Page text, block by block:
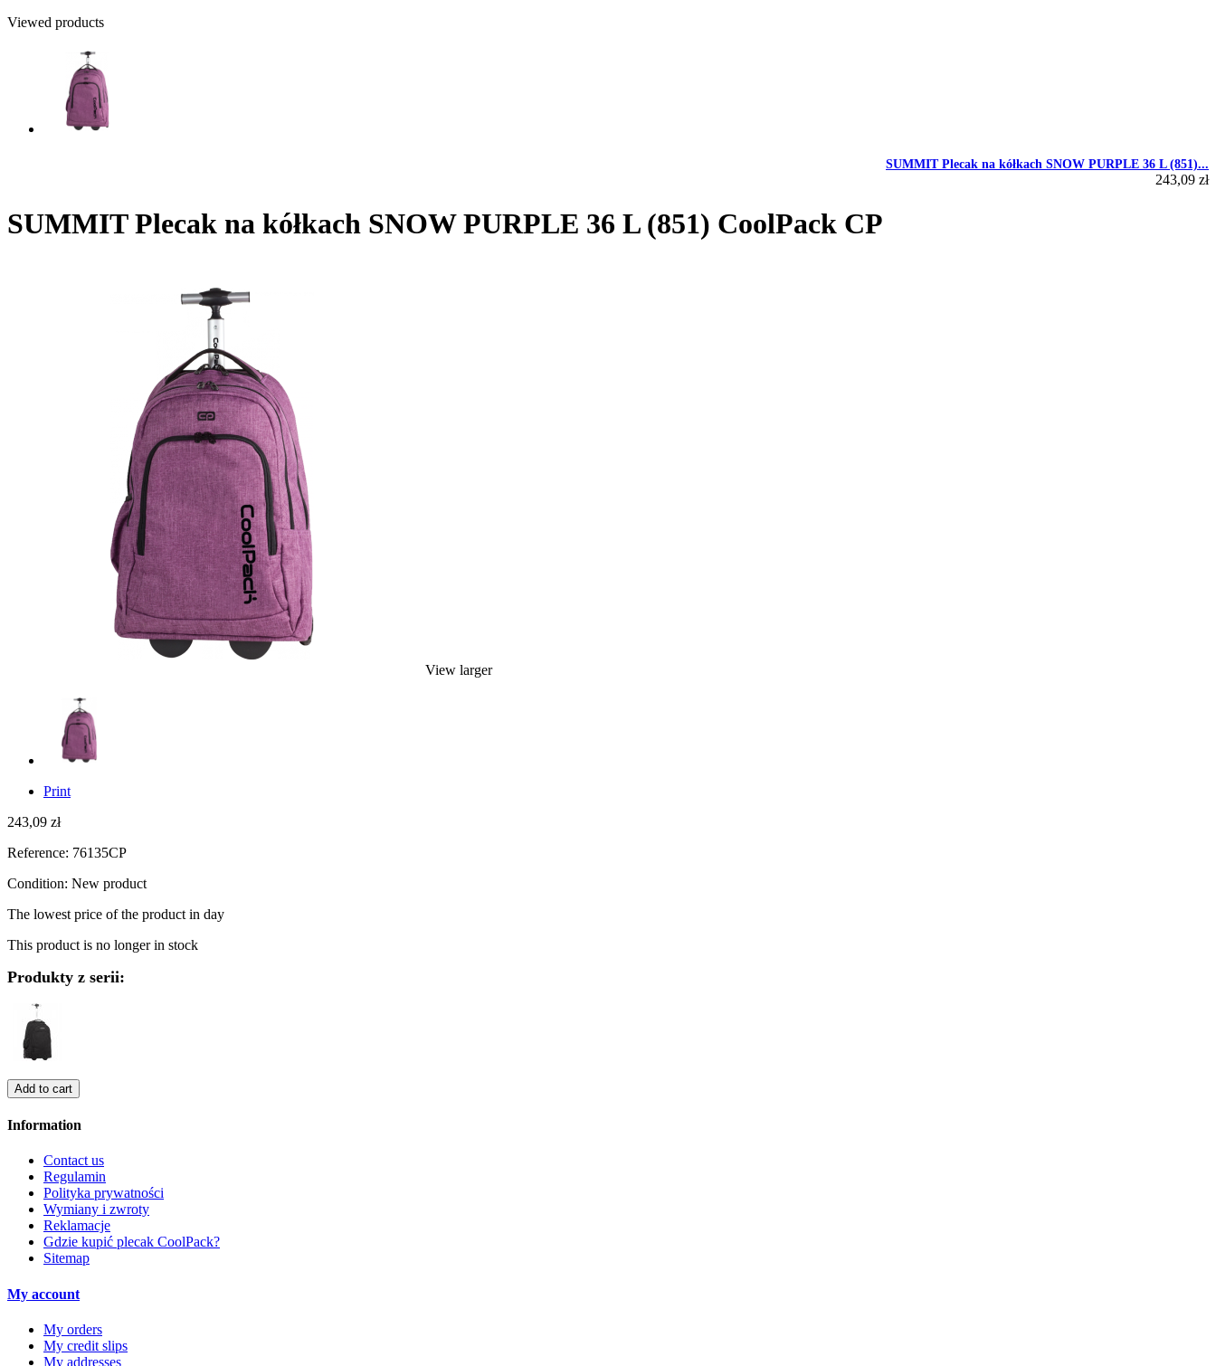
Viewed products
SUMMIT Plecak na kółkach SNOW PURPLE 36 L (851)...
243,09 zł
SUMMIT Plecak na kółkach SNOW PURPLE 36 L (851) CoolPack CP
View larger
Print
243,09 zł
Reference: 76135CP
Condition: New product
The lowest price of the product in day
This product is no longer in stock
Produkty z serii:
Add to cart
Information
Contact us
Regulamin
Polityka prywatności
Wymiany i zwroty
Reklamacje
Gdzie kupić plecak CoolPack?
Sitemap
My account
My orders
My credit slips
My addresses